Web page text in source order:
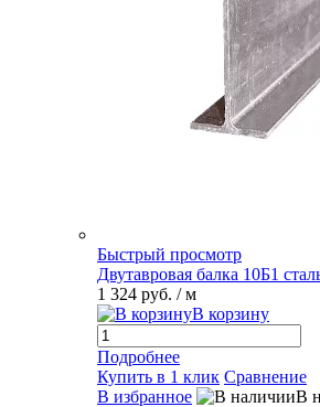
Быстрый просмотр
Двутавровая балка 10Б1
1 324 руб. / м
В корзину
Подробнее
Купить в 1 клик Сравнение
В избранное
В